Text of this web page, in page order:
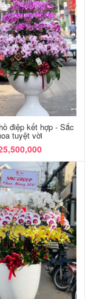
điệp kết hợp - Sắc
tuyệt vời